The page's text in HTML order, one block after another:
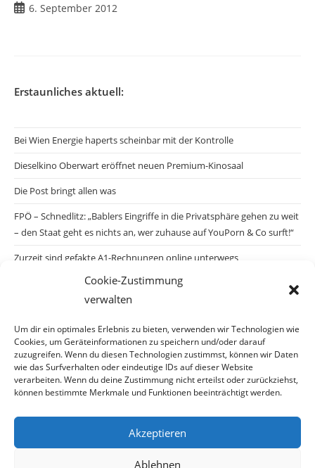
Cookie-Zustimmung
verwalten
Um dir ein optimales Erlebnis zu bieten, verwenden wir Technologien wie
Cookies, um Geräteinformationen zu speichern und/oder darauf
zuzugreifen. Wenn du diesen Technologien zustimmst, können wir Daten
wie das Surfverhalten oder eindeutige IDs auf dieser Website
verarbeiten. Wenn du deine Zustimmung nicht erteilst oder zurückziehst,
können bestimmte Merkmale und Funktionen beeinträchtigt werden.
Akzeptieren
Ablehnen
6. September 2012
Erstaunliches aktuell:
Bei Wien Energie haperts scheinbar mit der Kontrolle
Dieselkino Oberwart eröffnet neuen Premium-Kinosaal
Die Post bringt allen was
FPÖ – Schnedlitz: „Bablers Eingriffe in die Privatsphäre gehen zu weit
– den Staat geht es nichts an, wer zuhause auf YouPorn & Co surft!“
Zurzeit sind gefakte A1-Rechnungen online unterwegs
Salzburgs Juden und ihre Sicherheit: „Erst nach einem Anschlag wäre
die Gefahr endlich konkret!“
Biologisches Wunder in Ceuta
Ein vermeintliches Abschiebemärchen
Archiv